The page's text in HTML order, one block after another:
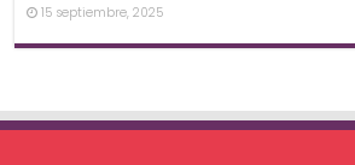
15 septiembre, 2025